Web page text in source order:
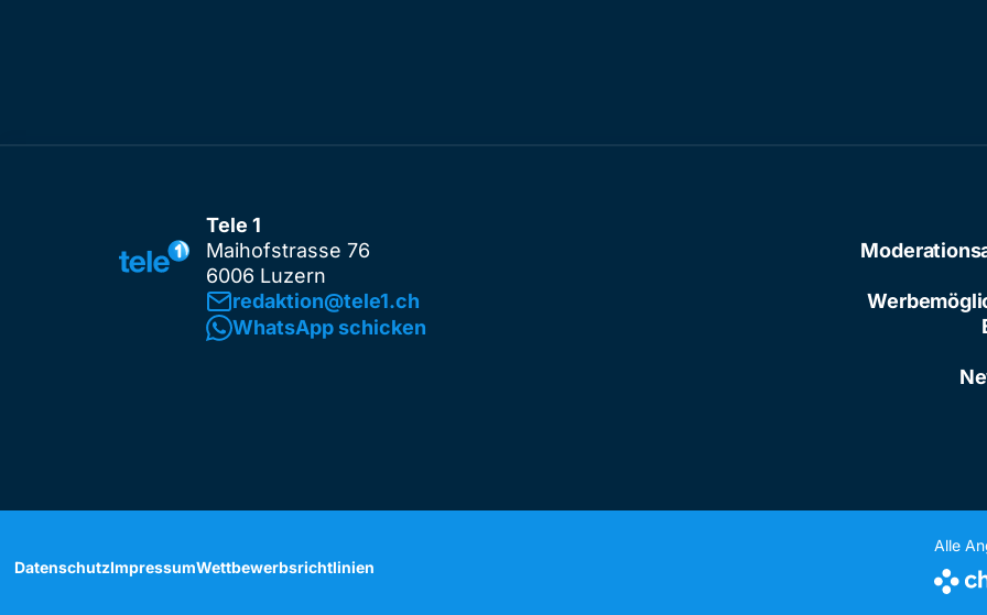
Tele 1
Maihofstrasse 76
6006 Luzern
redaktion@tele1.ch
WhatsApp schicken
DatenschutzImpressumWettbewerbsrichtlinien
Alle